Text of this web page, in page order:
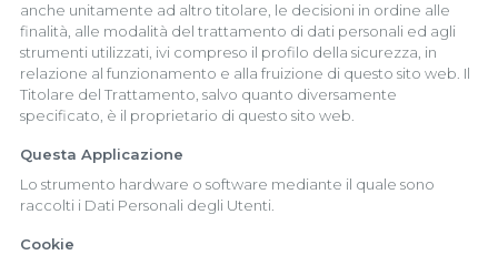
anche unitamente ad altro titolare, le decisioni in ordine alle
finalità, alle modalità del trattamento di dati personali ed agli
strumenti utilizzati, ivi compreso il profilo della sicurezza, in
relazione al funzionamento e alla fruizione di questo sito web. Il
Titolare del Trattamento, salvo quanto diversamente
specificato, è il proprietario di questo sito web.
Questa Applicazione
Lo strumento hardware o software mediante il quale sono
raccolti i Dati Personali degli Utenti.
Cookie